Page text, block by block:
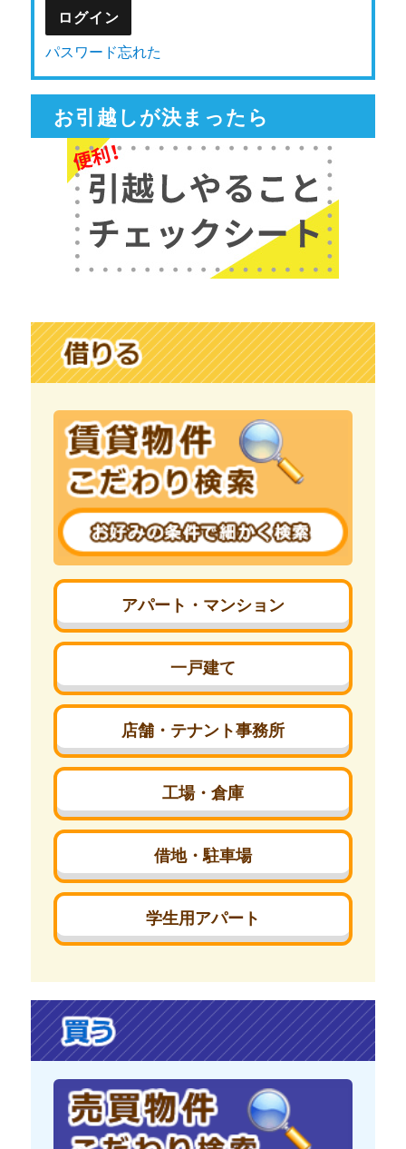
パスワード忘れた
お引越しが決まったら
アパート・マンション
一戸建て
店舗・テナント事務所
工場・倉庫
借地・駐車場
学生用アパート